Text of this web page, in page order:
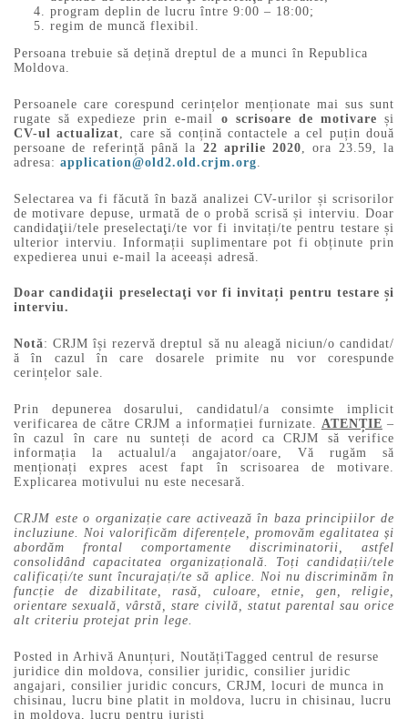
program deplin de lucru între 9:00 – 18:00;
regim de muncă flexibil.
Persoana trebuie să dețină dreptul de a munci în Republica
Moldova.
Persoanele care corespund cerințelor menționate mai sus sunt
rugate să expedieze prin e-mail o scrisoare de motivare și
CV-ul actualizat , care să conțină contactele a cel puțin două
persoane de referință până la 22 aprilie 2020 , ora 23.59, la
adresa: application@old2.old.crjm.org
Selectarea va fi făcută în bază analizei CV-urilor și scrisorilor
de motivare depuse, urmată de o probă scrisă și interviu. Doar
candidaţii/tele preselectaţi/te vor fi invitați/te pentru testare și
ulterior interviu. Informații suplimentare pot fi obținute prin
expedierea unui e-mail la aceeași adresă.
Doar candidaţii preselectaţi vor fi invitați pentru testare și
interviu.
Notă: CRJM își rezervă dreptul să nu aleagă niciun/o candidat/
ă în cazul în care dosarele primite nu vor corespunde
cerințelor sale.
Prin depunerea dosarului, candidatul/a consimte implicit
verificarea de către CRJM a informației furnizate. ATENȚIE –
în cazul în care nu sunteți de acord ca CRJM să verifice
informația la actualul/a angajator/oare, Vă rugăm să
menționați expres acest fapt în scrisoarea de motivare.
Explicarea motivului nu este necesară.
CRJM este o organizație care activează în baza principiilor de
incluziune. Noi valorificăm diferențele, promovăm egalitatea și
abordăm frontal comportamente discriminatorii, astfel
consolidând capacitatea organizațională. Toți candidații/tele
calificați/te sunt încurajați/te să aplice. Noi nu discriminăm în
funcție de dizabilitate, rasă, culoare, etnie, gen, religie,
orientare sexuală, vârstă, stare civilă, statut parental sau orice
alt criteriu protejat prin lege.
Posted in Arhivă Anunțuri NoutățiTagged centrul de resurse
juridice din moldova
consilier juridic
consilier juridic
angajari
consilier juridic concurs CRJM
locuri de munca in
chisinau
lucru bine platit in moldova lucru in chisinau
lucru
in moldova
lucru pentru juristi